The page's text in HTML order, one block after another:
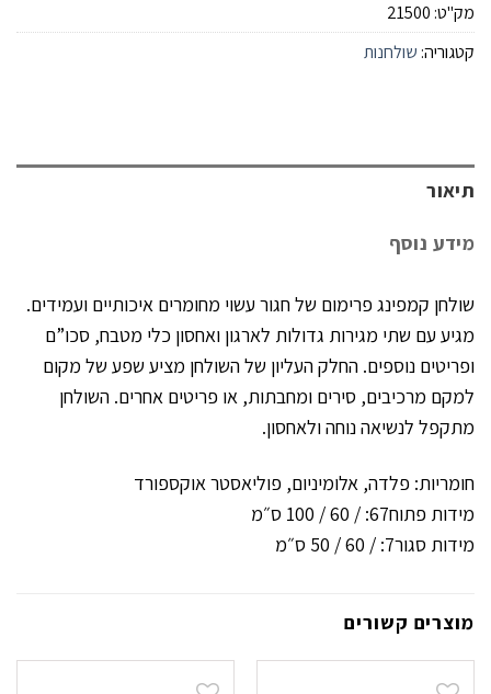
מק"ט: 21500
קטגוריה: שולחנות
תיאור
מידע נוסף
שולחן קמפינג פרימום של חגור עשוי מחומרים איכותיים ועמידים.
מגיע עם שתי מגירות גדולות לארגון ואחסון כלי מטבח, סכו”ם
ופריטים נוספים. החלק העליון של השולחן מציע שפע של מקום
למקם מרכיבים, סירים ומחבתות, או פריטים אחרים. השולחן
מתקפל לנשיאה נוחה ולאחסון.
חומריות: פלדה, אלומיניום, פוליאסטר אוקספורד
מידות פתוח67: / 60 / 100 ס״מ
מידות סגור7: / 60 / 50 ס״מ
מוצרים קשורים